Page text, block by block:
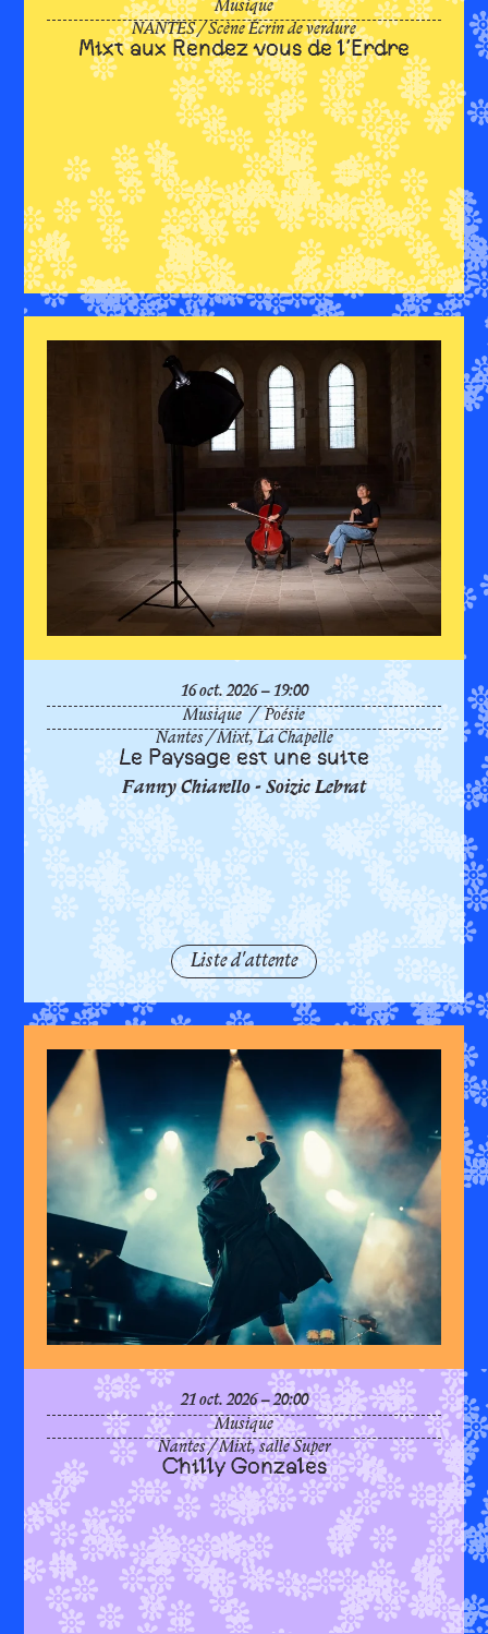
aux
de
Mixt aux Rendez vous de l’Erdre
Musique
NANTES/Scène Écrin de verdure
Le
est
Le Paysage est une suite
Fanny Chiarello - Soizic Lebrat
16 octobre
oct. 2026
19:00
Musique / Poésie
Nantes /Mixt, La Chapelle
Liste d'attente
Chilly Gonzales
21 octobre
oct. 2026
20:00
Musique
Nantes/Mixt, salle Super